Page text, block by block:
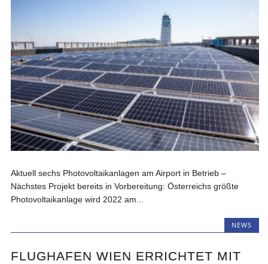
Aktuell sechs Photovoltaikanlagen am Airport in Betrieb –
Nächstes Projekt bereits in Vorbereitung: Österreichs größte
Photovoltaikanlage wird 2022 am...
NEWS
FLUGHAFEN WIEN ERRICHTET MIT